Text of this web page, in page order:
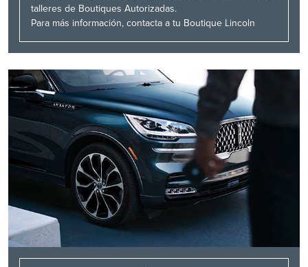
talleres de Boutiques Autorizadas.
Para más información, contacta a tu Boutique Lincoln